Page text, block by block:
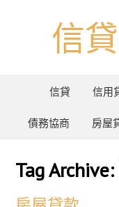
信
信貸 信用
債務協商 房屋
Tag Archive: